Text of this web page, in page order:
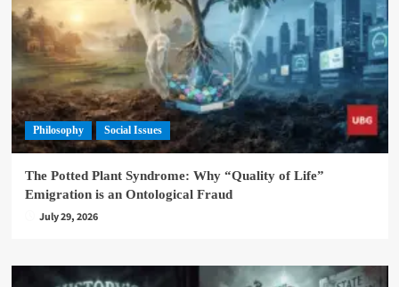
Philosophy Social Issues
The Potted Plant Syndrome: Why “Quality of Life”
Emigration is an Ontological Fraud
July 29, 2026